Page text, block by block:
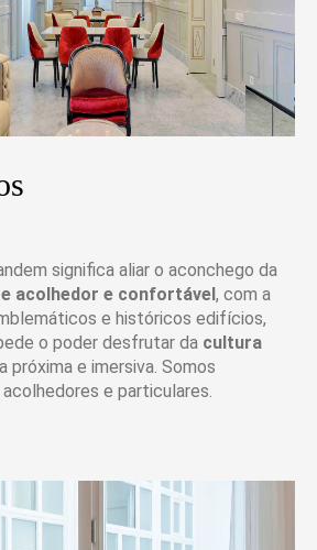
significa aliar o aconchego da
acolhedor e confortável, com a
e históricos edifícios,
o poder desfrutar da cultura
próxima e imersiva. Somos
e particulares.